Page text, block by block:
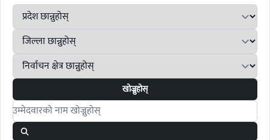
खोज्नुहोस्
Search candidates